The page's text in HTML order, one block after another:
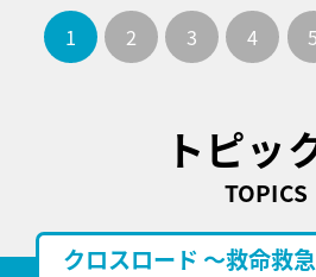
1 2 3 4 5
トピッ
TOPICS
クロスロード ～救命救